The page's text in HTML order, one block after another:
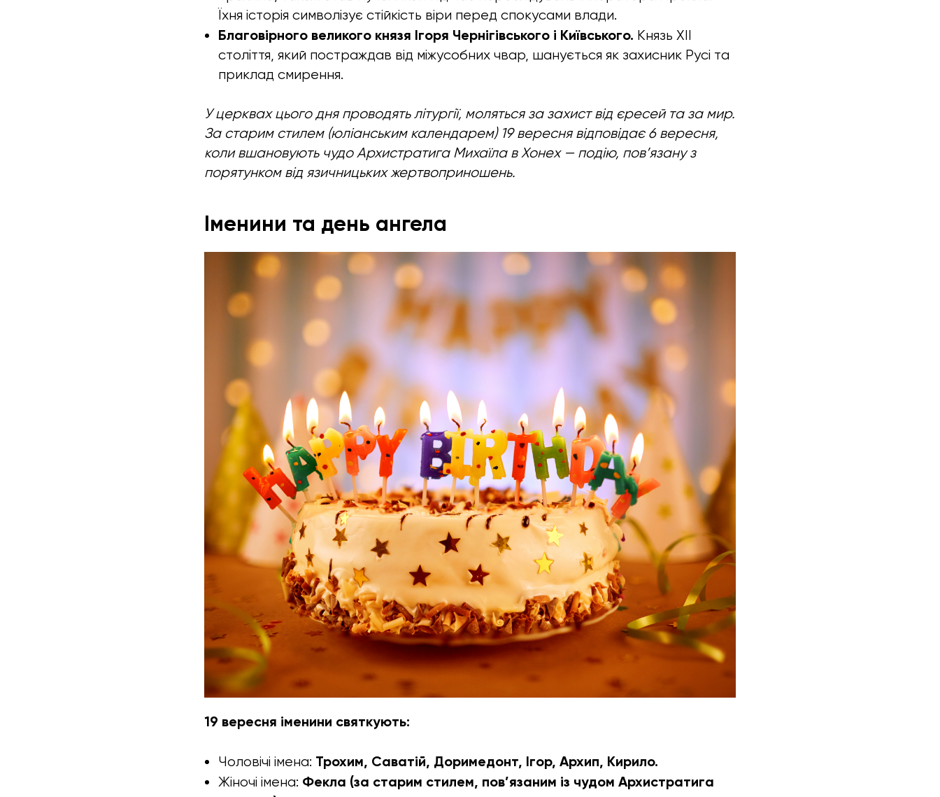
Їхня історія символізує стійкість віри перед спокусами влади.
Благовірного великого князя Ігоря Чернігівського і Київського. Князь XII
століття, який постраждав від міжусобних чвар, шанується як захисник Русі та
приклад смирення.
У церквах цього дня проводять літургії, моляться за захист від єресей та за мир.
За старим стилем (юліанським календарем) 19 вересня відповідає 6 вересня,
коли вшановують чудо Архистратига Михаїла в Хонех — подію, пов’язану з
порятунком від язичницьких жертвоприношень.
Іменини та день ангела
19 вересня іменини святкують:
Чоловічі імена: Трохим, Саватій, Доримедонт, Ігор, Архип, Кирило.
Жіночі імена: Фекла (за старим стилем, пов’язаним із чудом Архистратига